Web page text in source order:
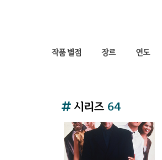
작품 별점 장르 연도
시리즈 64